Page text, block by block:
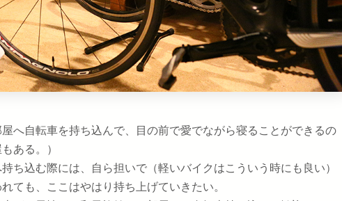
へ自転車を持ち込んで、目の前で愛でながら寝ることができるの
ある。）
ち込む際には、自ら担いで（軽いバイクはこういう時にも良い）
ても、ここはやはり持ち上げていきたい。